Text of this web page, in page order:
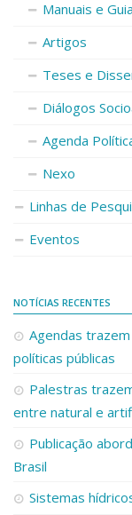
Manuais e
Artigos
Teses e
Diálogos
Agenda
Nexo
Linhas de
Eventos
NOTÍCIAS RECENTES
Agendas
políticas públicas
Palestras
entre natural e
Publicação
Brasil
Sistemas